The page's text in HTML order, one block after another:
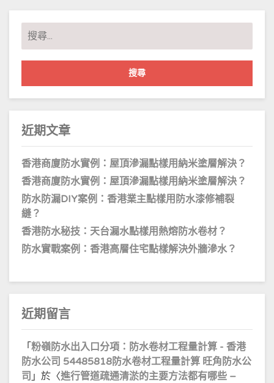
搜
尋
關
字:
近期文章
香港商廈防水實例：屋頂滲漏點樣用納米塗層解決？
香港商廈防水實例：屋頂滲漏點樣用納米塗層解決？
防水防漏DIY案例：香港業主點樣用防水漆修補裂
縫？
香港防水秘技：天台漏水點樣用熱熔防水卷材？
防水實戰案例：香港高層住宅點樣解決外牆滲水？
近期留言
「 粉嶺防水出入口分項：防水卷材工程量計算 - 香港
防水公司 54485818防水卷材工程量計算 旺角防水公
司 」於〈進行管道疏通清淤的主要方法都有哪些 –